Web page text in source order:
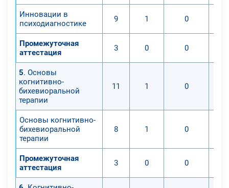
профессиональной деятельности,
работая с детьми и подростками.
педагогической деятельности;
Инновации в
психодиагностике
9 1 0
Промежуточная
аттестация
3 0 0
5. Основы
когнитивно-
бихевиоральной
терапии
11 1 0
Основы когнитивно-
бихевиоральной
терапии
8 1 0
Промежуточная
аттестация
3 0 0